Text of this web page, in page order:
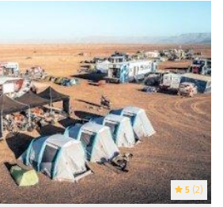
5 (2)